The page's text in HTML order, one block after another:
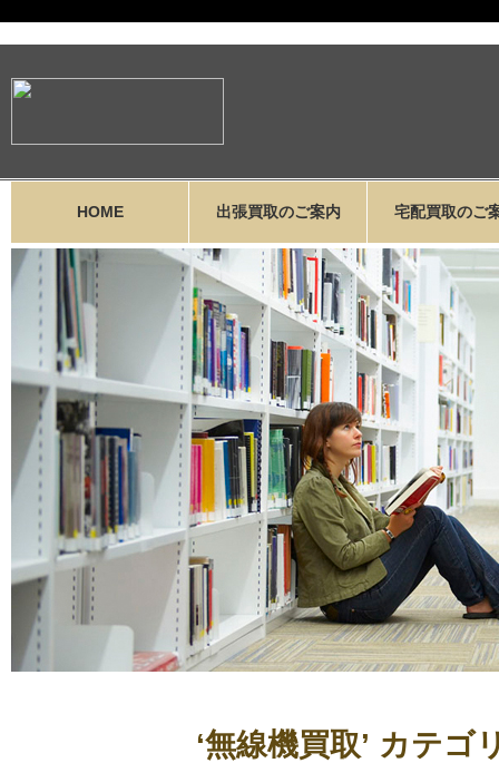
HOME 出張買取のご案内 宅配買取のご
‘無線機買取’ カテゴ